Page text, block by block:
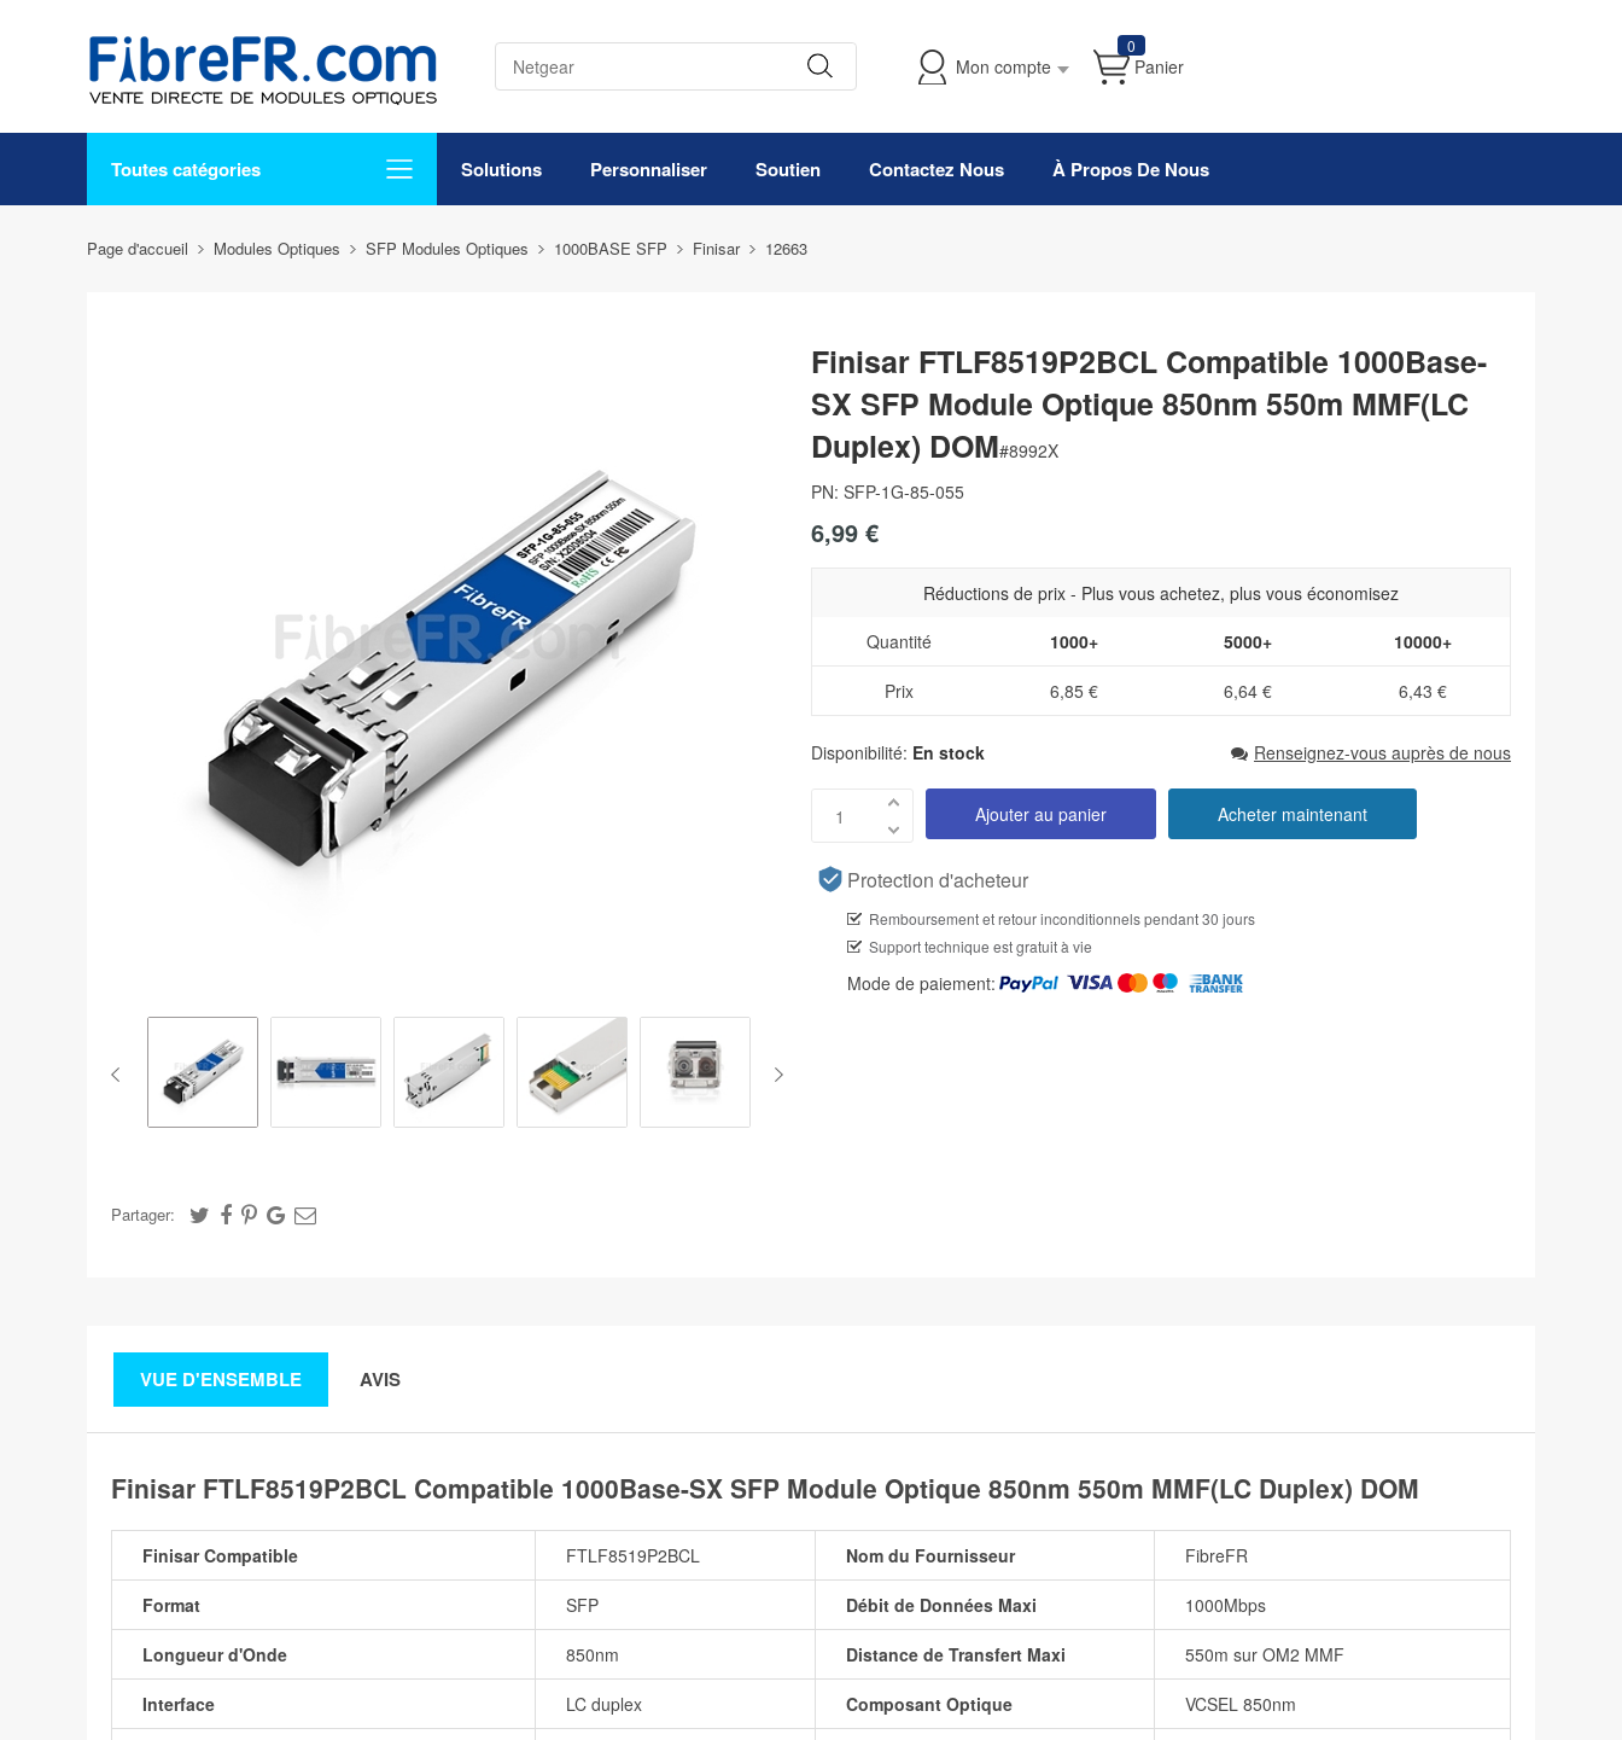
Mon compte
0
Panier
Toutes catégories Solutions Personnaliser Soutien Contactez Nous À Propos De Nous
Page d'accueil Modules Optiques SFP Modules Optiques 1000BASE SFP Finisar 12663
Partager:
Finisar FTLF8519P2BCL Compatible 1000Base-
SX SFP Module Optique 850nm 550m MMF(LC
Duplex) DOM#8992X
PN: SFP-1G-85-055
6,99 €
Réductions de prix - Plus vous achetez, plus vous économisez
Quantité
1000+ 5000+ 10000+
Prix 6,85 € 6,64 € 6,43 €
Disponibilité: En stock Renseignez-vous auprès de nous
Ajouter au panier Acheter maintenant
Protection d'acheteur
Remboursement et retour inconditionnels pendant 30 jours
Support technique est gratuit à vie
Mode de paiement:
VUE D'ENSEMBLE AVIS
Finisar FTLF8519P2BCL Compatible 1000Base-SX SFP Module Optique 850nm 550m MMF(LC Duplex) DOM
Finisar Compatible FTLF8519P2BCL Nom du Fournisseur FibreFR
Format SFP Débit de Données Maxi 1000Mbps
Longueur d'Onde 850nm Distance de Transfert Maxi 550m sur OM2 MMF
Interface LC duplex Composant Optique VCSEL 850nm